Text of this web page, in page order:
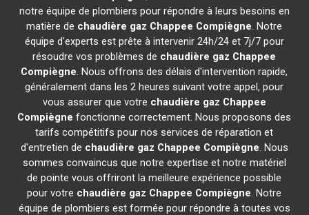
notre équipe de plombiers pour répondre à leurs besoins en
matière de chaudière gaz Chappee Compiègne. Notre
équipe d'experts est prête à intervenir 24h/24 et 7j/7 pour
résoudre vos problèmes de chaudière gaz Chappee
Compiègne. Nous offrons des délais d'intervention rapide,
généralement dans les 2 heures suivant votre appel, pour
vous assurer que votre chaudière gaz Chappee
Compiègne fonctionne correctement. Nous proposons des
tarifs compétitifs pour nos services de réparation et
d'entretien de chaudière gaz Chappee Compiègne. Nous
sommes convaincus que notre expertise et notre matériel
de pointe vous offriront la meilleure expérience possible
pour votre chaudière gaz Chappee Compiègne. Notre
équipe de plombiers est formée pour répondre à toutes vos